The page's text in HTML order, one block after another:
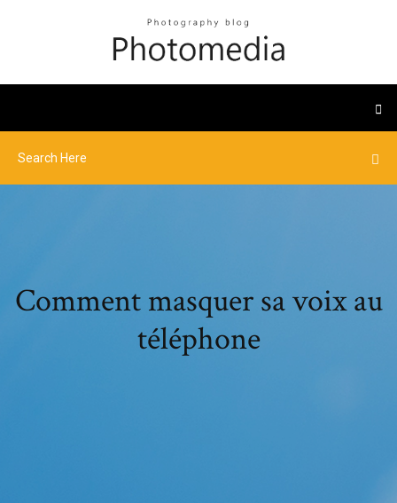
Comment masquer sa voix au
téléphone